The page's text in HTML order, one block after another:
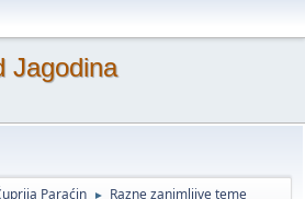
Jagodina
Paraćin ► Razne zanimljive teme